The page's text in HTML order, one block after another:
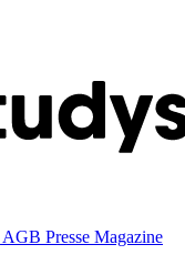
AGB Presse Magazine